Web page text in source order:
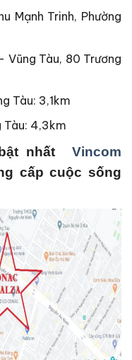
Mạnh Trinh, Phường
Vũng Tàu, 80 Trương
Tàu: 3,1km
Tàu: 4,3km
nhấtVincom
cấp cuộc sống